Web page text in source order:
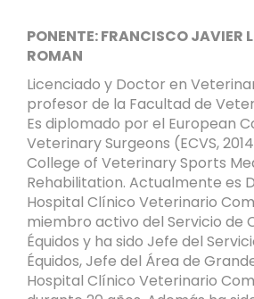
PONENTE: FRANCISCO JAVIER
ROMAN
Licenciado y Doctor en
profesor de la Facultad de
Es diplomado por el European
Veterinary Surgeons (ECVS,
College of Veterinary Sports
Rehabilitation. Actualmente es
Hospital Clínico Veterinario
miembro activo del Servicio de
Équidos y ha sido Jefe del
Équidos, Jefe del Área de
Hospital Clínico Veterinario